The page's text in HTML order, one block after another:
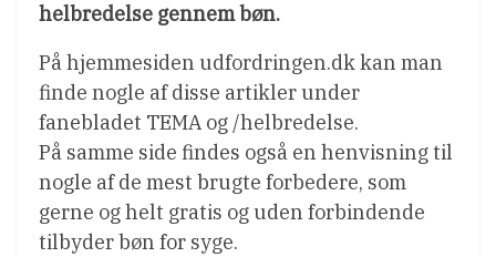
helbredelse gennem bøn.
På hjemmesiden udfordringen.dk kan man
finde nogle af disse artikler under
fanebladet TEMA og /helbredelse.
På samme side findes også en henvisning til
nogle af de mest brugte forbedere, som
gerne og helt gratis og uden forbindende
tilbyder bøn for syge.